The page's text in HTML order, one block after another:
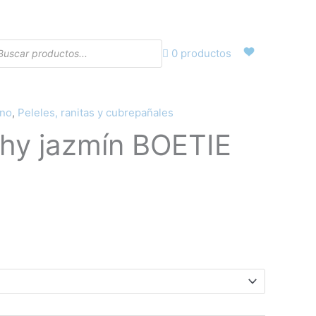
0 productos
, Peleles, ranitas y cubrepañales
jazmín BOETIE